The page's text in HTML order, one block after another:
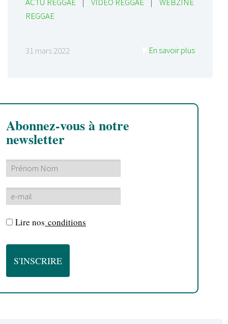
REGGAE
31 mars 2022 En savoir plus
Abonnez-vous à notre
newsletter
Lire nos conditions